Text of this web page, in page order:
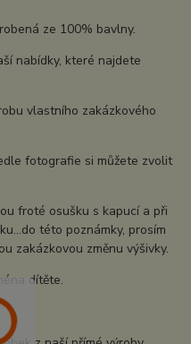
ze 100% bavlny.
nabídky, které najdete
vlastního zakázkového
fotografie si můžete zvolit
froté osušku s kapucí a při
této poznámky, prosím
zakázkovou změnu výšivky.
dítěte.